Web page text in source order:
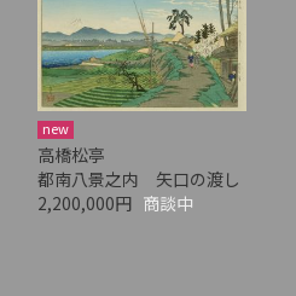
new
高橋松亭
都南八景之内 矢口の渡し
2,200,000円 商談中